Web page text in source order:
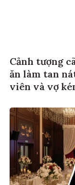
Cảnh tượng
ăn làm tan
viên và vợ